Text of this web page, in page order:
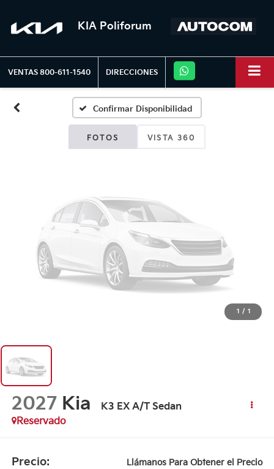
KIA Poliforum
VENTAS 800-611-1540 DIRECCIONES
Confirmar Disponibilidad
FOTOS VISTA 360
Disponibles
Por favor, revise luego
1 / 1
2027 Kia
K3 EX A/T Sedan
Reservado
Precio: Llámanos Para Obtener el Precio